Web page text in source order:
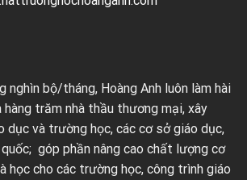
nghìn bộ/tháng, Hoàng Anh luôn làm hài
hàng trăm nhà thầu thương mại, xây
dục và trường học, các cơ sở giáo dục,
góp phần nâng cao chất lượng cơ
học cho các trường học, công trình giáo